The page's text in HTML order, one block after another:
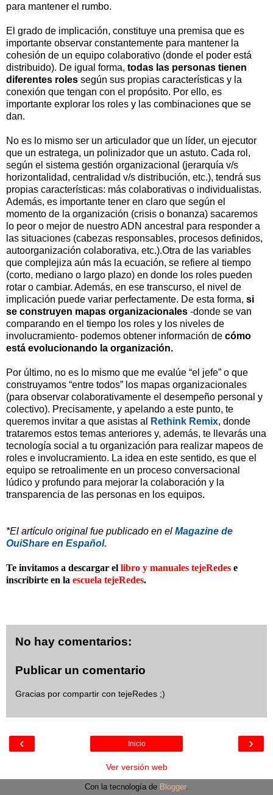
para mantener el rumbo.
El grado de implicación, constituye una premisa que es
importante observar constantemente para mantener la
cohesión de un equipo colaborativo (donde el poder está
distribuido). De igual forma, todas las personas tienen
diferentes roles según sus propias características y la
conexión que tengan con el propósito. Por ello, es
importante explorar los roles y las combinaciones que se
dan.
No es lo mismo ser un articulador que un líder, un ejecutor
que un estratega, un polinizador que un astuto. Cada rol,
según el sistema gestión organizacional (jerarquía v/s
horizontalidad, centralidad v/s distribución, etc.), tendrá sus
propias características: más colaborativas o individualistas.
Además, es importante tener en claro que según el
momento de la organización (crisis o bonanza) sacaremos
lo peor o mejor de nuestro ADN ancestral para responder a
las situaciones (cabezas responsables, procesos definidos,
autoorganización colaborativa, etc.).Otra de las variables
que complejiza aún más la ecuación, se refiere al tiempo
(corto, mediano o largo plazo) en donde los roles pueden
rotar o cambiar. Además, en ese transcurso, el nivel de
implicación puede variar perfectamente. De esta forma, si
se construyen mapas organizacionales -donde se van
comparando en el tiempo los roles y los niveles de
involucramiento- podemos obtener información de cómo
está evolucionando la organización.
Por último, no es lo mismo que me evalúe “el jefe” o que
construyamos “entre todos” los mapas organizacionales
(para observar colaborativamente el desempeño personal y
colectivo). Precisamente, y apelando a este punto, te
queremos invitar a que asistas al
Rethink Remix, donde
trataremos estos temas anteriores y, además, te llevarás una
tecnología social a tu organización para realizar mapeos de
roles e involucramiento. La idea en este sentido, es que el
equipo se retroalimente en un proceso conversacional
lúdico y profundo para mejorar la colaboración y la
transparencia de las personas en los equipos.
*El artículo original fue publicado en el Magazine de
OuiShare en Español.
Te invitamos a descargar el libro y manuales tejeRedes e
inscribirte en la escuela tejeRedes.
No hay comentarios:
Publicar un comentario
Gracias por compartir con tejeRedes ;)
‹ ›
Inicio
Ver versión web
Con la tecnología de Blogger.